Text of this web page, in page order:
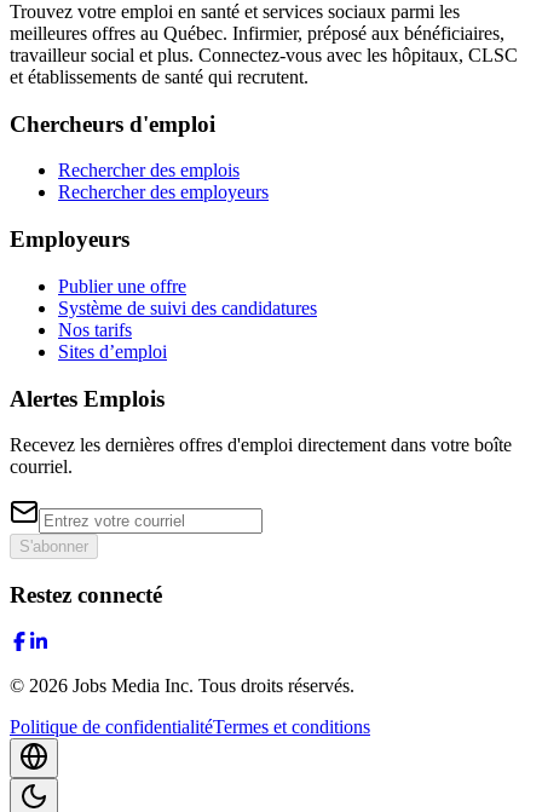
Trouvez votre emploi en santé et services sociaux parmi les
meilleures offres au Québec. Infirmier, préposé aux bénéficiaires,
travailleur social et plus. Connectez-vous avec les hôpitaux, CLSC
et établissements de santé qui recrutent.
Chercheurs d'emploi
Rechercher des emplois
Rechercher des employeurs
Employeurs
Publier une offre
Système de suivi des candidatures
Nos tarifs
Sites d’emploi
Alertes Emplois
Recevez les dernières offres d'emploi directement dans votre boîte
courriel.
S'abonner
Restez connecté
© 2026 Jobs Media Inc. Tous droits réservés.
Politique de confidentialitéTermes et conditions